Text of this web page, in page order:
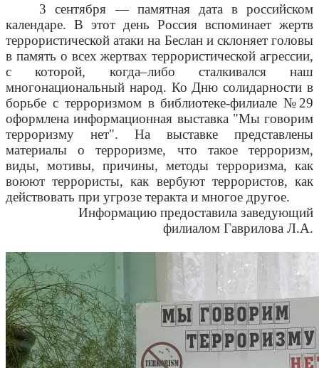
3 сентября — памятная дата в российском
календаре. В этот день Россия вспоминает жертв
террористической атаки на Беслан и склоняет головы
в память о всех жертвах террористической агрессии,
с которой, когда–либо сталкивался наш
многонациональный народ. Ко Дню солидарности в
борьбе с терроризмом в библиотеке-филиале №29
оформлена информационная выставка "Мы говорим
терроризму нет". На выставке представлены
материалы о терроризме, что такое терроризм,
виды, мотивы, причины, методы терроризма, как
воюют террористы, как вербуют террористов, как
действовать при угрозе теракта и многое другое.
Информацию предоставила заведующий
филиалом Гаврилова Л.А.